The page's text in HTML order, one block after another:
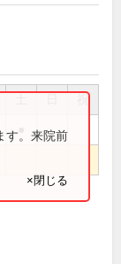
祝
す。来院前
×閉じる